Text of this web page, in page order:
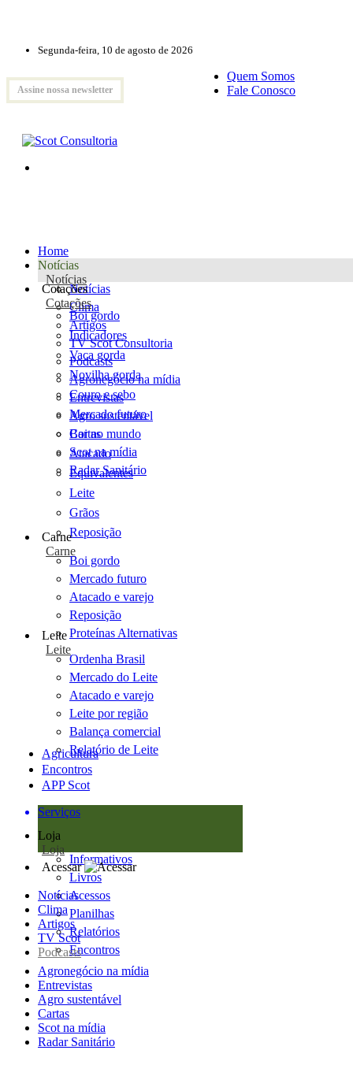
Segunda-feira, 10 de agosto de 2026
Assine nossa newsletter
Quem Somos
Fale Conosco
Home
Notícias
Notícias
Notícias
Clima
Artigos
TV Scot Consultoria
Podcasts
Agronegócio na mídia
Entrevistas
Agro sustentável
Cartas
Scot na mídia
Radar Sanitário
Cotações
Cotações
Boi gordo
Indicadores
Vaca gorda
Novilha gorda
Couro e sebo
Mercado futuro
Boi no mundo
Atacado
Equivalentes
Leite
Grãos
Reposição
Carne
Carne
Boi gordo
Mercado futuro
Atacado e varejo
Reposição
Proteínas Alternativas
Leite
Leite
Ordenha Brasil
Mercado do Leite
Atacado e varejo
Leite por região
Balança comercial
Relatório de Leite
Agricultura
Encontros
APP Scot
Serviços
Loja
Loja
Informativos
Livros
Acessos
Planilhas
Relatórios
Encontros
Acessar
Notícias
Clima
Artigos
TV Scot
Podcasts
Agronegócio na mídia
Entrevistas
Agro sustentável
Cartas
Scot na mídia
Radar Sanitário